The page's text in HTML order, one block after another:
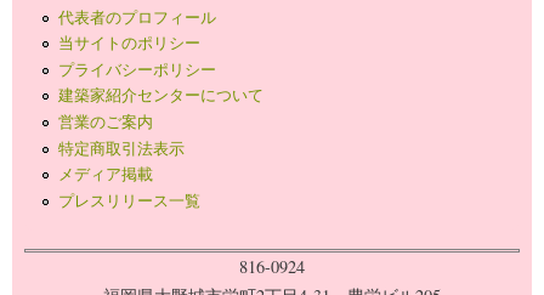
代表者のプロフィール
当サイトのポリシー
プライバシーポリシー
建築家紹介センターについて
営業のご案内
特定商取引法表示
メディア掲載
プレスリリース一覧
816-0924